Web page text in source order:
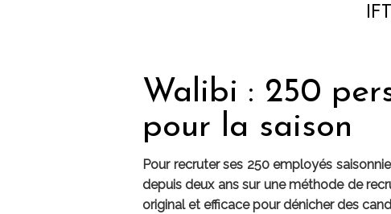
IFTM :
Walibi : 250
pour la saison
Pour recruter ses 250 employés
depuis deux ans sur une méthode de
original et efficace pour dénicher des